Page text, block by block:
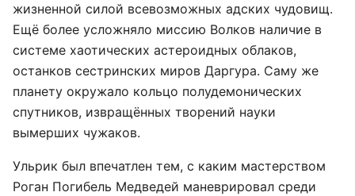
жизненной силой всевозможных адских чудовищ.
Ещё более усложняло миссию Волков наличие в
системе хаотических астероидных облаков,
останков сестринских миров Даргура. Саму же
планету окружало кольцо полудемонических
спутников, извращённых творений науки
вымерших чужаков.
Ульрик был впечатлен тем, с каким мастерством
Роган Погибель Медведей маневрировал среди